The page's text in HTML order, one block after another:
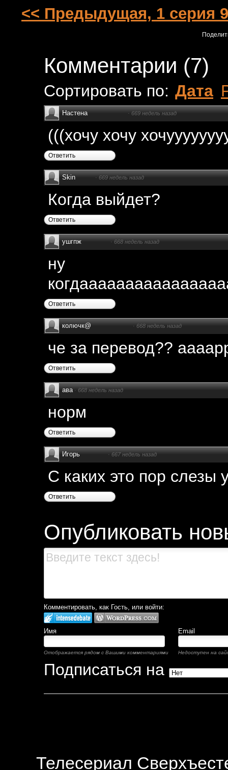
<< Предыдущая, 1 серия
Комментарии (7)
Сортировать по: Дата
Настена · 669 недель назад
(((хочу хочу
Ответить
Skin · 669 недель назад
Когда выйдет?
Ответить
ушгпж · 668 недель назад
ну
Ответить
колючк@ · 668 недель назад
че за перевод??
Ответить
ава · 668 недель назад
норм
Ответить
Игорь · 667 недель назад
С каких это пор слезы
Ответить
Опубликовать
Комментировать, как Гость, или войти:
Имя Email
Отображается рядом с Вашими комментариями Недоступен на
Подписаться на
Телесериал